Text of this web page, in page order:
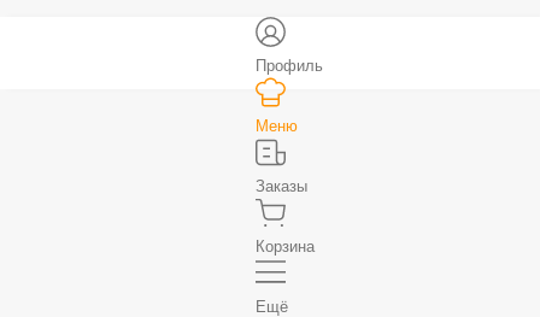
Профиль
Меню
Заказы
Корзина
Ещё